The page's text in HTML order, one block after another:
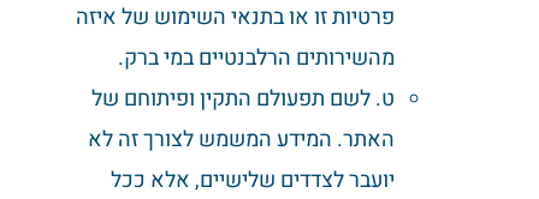
פרטיות זו או בתנאי השימוש של איזה
מהשירותים הרלבנטיים במי ברק.
ט. לשם תפעולם התקין ופיתוחם של
האתר. המידע המשמש לצורך זה לא
יועבר לצדדים שלישיים, אלא ככל